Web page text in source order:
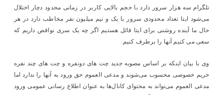
تلگرام سه هزار سرور دارد با حجم بالایی کاربر در زمانی محدود دچار اختلال
می‌شود ایتا تعداد محدودی سرور با یک و نیم میلیون نفر مخاطب دارد در هر
حال ما آینده روشنی برای ایتا قائل هستیم اگر چه یک سری نواقص داریم که
سعی می کنیم آنها را برطرف کنیم.
وی با بیان اینکه بر اساس مصوبه جدید چت های دونفره و چت های چند نفره
حریم خصوصی محسوب می‌شوند و مدعی العموم حق ورود به آنها را ندارد اما
مدعی العموم می‌تواند به محتوای کانال‌ها به عنوان اطلاع رسانی عمومی ورود